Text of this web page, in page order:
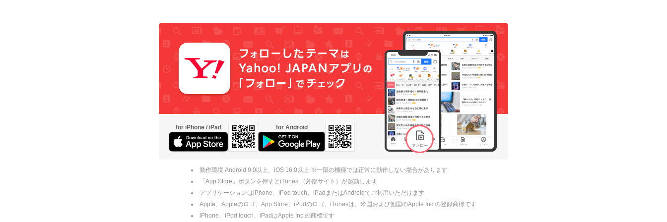
for iPhone / iPad for Android
動作環境 Android 9.0以上、iOS 16.0以上 ※一部の機種では正常に動作しない場合があります
「App Store」ボタンを押すとiTunes （外部サイト）が起動します
アプリケーションはiPhone、iPod touch、iPadまたはAndroidでご利用いただけます
Apple、Appleのロゴ、App Store、iPodのロゴ、iTunesは、米国および他国のApple Inc.の登録商標です
iPhone、iPod touch、iPadはApple Inc.の商標です